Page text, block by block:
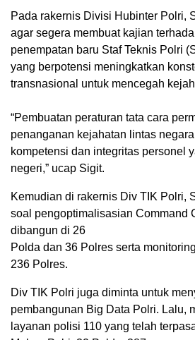
Pada rakernis Divisi Hubinter Polri,
agar segera membuat kajian
penempatan baru Staf Teknis Polri
yang berpotensi meningkatkan
transnasional untuk mencegah
“Pembuatan peraturan tata cara
penanganan kejahatan lintas
kompetensi dan integritas personel
negeri,” ucap Sigit.
Kemudian di rakernis Div TIK Polri,
soal pengoptimalisasian Command
dibangun di 26
Polda dan 36 Polres serta
236 Polres.
Div TIK Polri juga diminta untuk
pembangunan Big Data Polri. Lalu,
layanan polisi 110 yang telah